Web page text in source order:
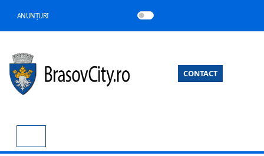
ANUNȚURI
CONTACT